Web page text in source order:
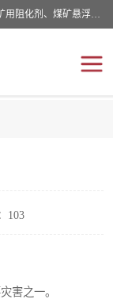
山东贝格曼化工有限公司主营：氯化镁、无水氯化钙、矿用阻化剂、煤矿悬浮剂、道路抑尘剂、氢氧化镁，防灭火剂等，公司位于山东省潍坊市滨海经济开发区,是专业从事对各种精细化工集研究、开发、制造于一体的现代化大型跨境化工企业，公司本着诚信经营、给每一位客户提供专业服务。
103
害之一。